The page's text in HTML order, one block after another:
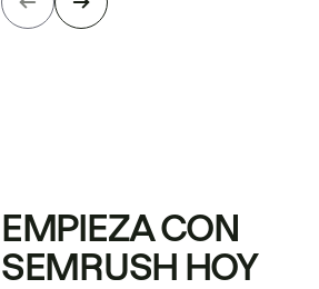
EMPIEZA CON
SEMRUSH HOY